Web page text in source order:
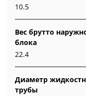
10.5
Вес брутто
блока
22.4
Диаметр
трубы